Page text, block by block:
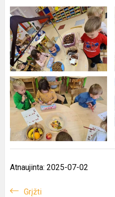
Atnaujinta: 2025-07-02
Grįžti